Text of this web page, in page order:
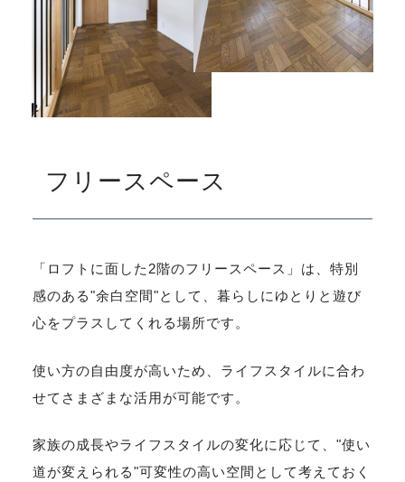
フリースペース
「ロフトに面した2階のフリースペース」は、特別
感のある"余白空間"として、暮らしにゆとりと遊び
心をプラスしてくれる場所です。
使い方の自由度が高いため、ライフスタイルに合わ
せてさまざまな活用が可能です。
家族の成長やライフスタイルの変化に応じて、"使い
道が変えられる"可変性の高い空間として考えておく